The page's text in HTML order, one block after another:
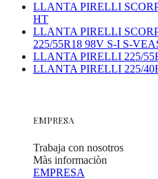
LLANTA PIRELLI
HT
LLANTA PIRELLI
225/55R18 98V S-I S-
LLANTA PIRELLI 225/
LLANTA PIRELLI 225/
EMPRESA
Trabaja con nosotros
Màs informaciòn
EMPRESA